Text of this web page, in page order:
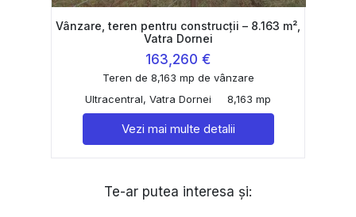
Vânzare, teren pentru construcții – 8.163 m²,
Vatra Dornei
163,260 €
Teren de 8,163 mp de vânzare
Ultracentral, Vatra Dornei
8,163 mp
Vezi mai multe detalii
Te-ar putea interesa și: